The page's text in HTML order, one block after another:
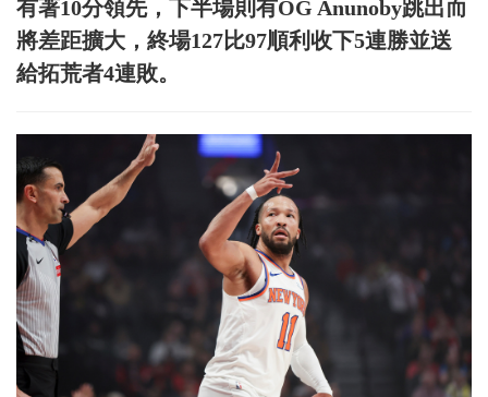
有著10分領先，下半場則有OG Anunoby跳出而
將差距擴大，終場127比97順利收下5連勝並送
給拓荒者4連敗。